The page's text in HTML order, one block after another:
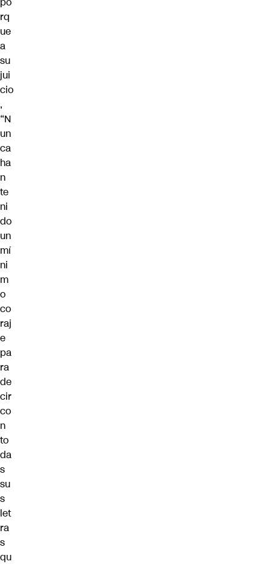
rq
ue
a
su
jui
cio
,
“N
un
ca
ha
n
te
ni
do
un
mí
ni
m
o
co
raj
e
pa
ra
de
cir
co
n
to
da
s
su
s
let
ra
s
qu